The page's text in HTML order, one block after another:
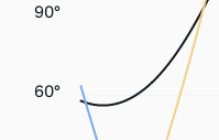
60°
90°